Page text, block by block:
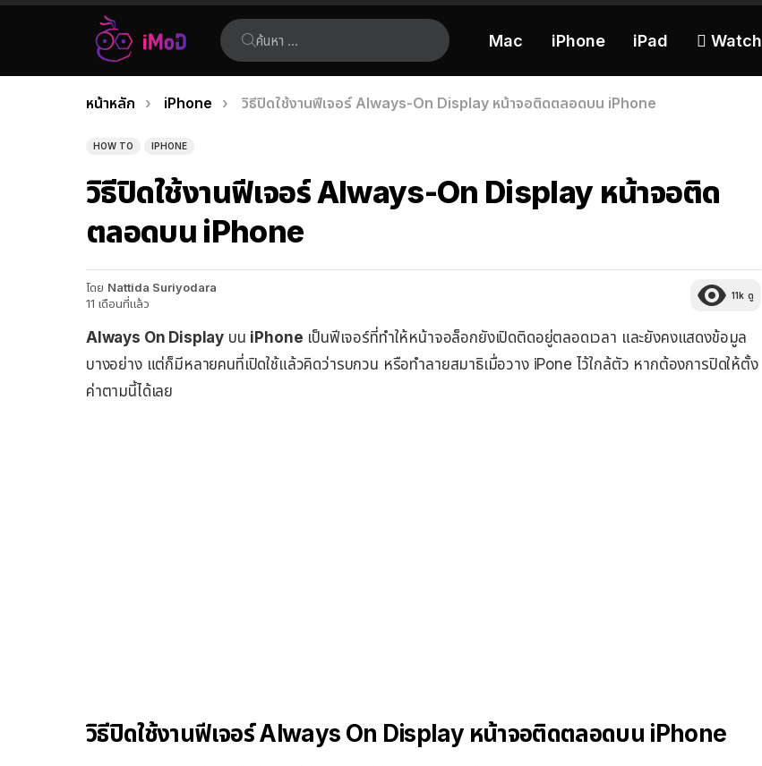
ค้นหา:
Mac iPhone iPad  Watch
เรื่อง
ล่าสุด
คุณอยู่ที่นี่:
หน้าหลัก iPhone วิธีปิดใช้งานฟีเจอร์ Always-On Display หน้าจอติดตลอดบน iPhone
HOW TO IPHONE
วิธีปิดใช้งานฟีเจอร์ Always-On Display หน้าจอติด
ตลอดบน iPhone
โดย Nattida Suriyodara
11 เดือนที่แล้ว
11k ดู
Always On Display บน iPhone เป็นฟีเจอร์ที่ทำให้หน้าจอล็อกยังเปิดติดอยู่ตลอดเวลา และยังคงแสดงข้อมูล
บางอย่าง แต่ก็มีหลายคนที่เปิดใช้แล้วคิดว่ารบกวน หรือทำลายสมาธิเมื่อวาง iPone ไว้ใกล้ตัว หากต้องการปิดให้ตั้ง
ค่าตามนี้ได้เลย
วิธีปิดใช้งานฟีเจอร์ Always On Display หน้าจอติดตลอดบน iPhone